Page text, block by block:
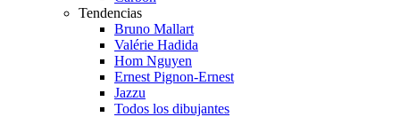
Tendencias
Bruno Mallart
Valérie Hadida
Hom Nguyen
Ernest Pignon-Ernest
Jazzu
Todos los dibujantes